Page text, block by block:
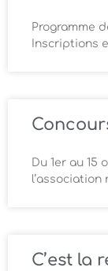
Programme
Inscriptions
Du 1er au
l’association
C’est la